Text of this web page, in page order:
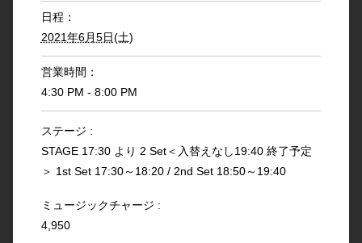
日程：
2021年6月5日(土)
営業時間：
4:30 PM - 8:00 PM
ステージ :
STAGE 17:30 より 2 Set＜入替えなし19:40 終了予定
＞ 1st Set 17:30～18:20 / 2nd Set 18:50～19:40
ミュージックチャージ :
4,950